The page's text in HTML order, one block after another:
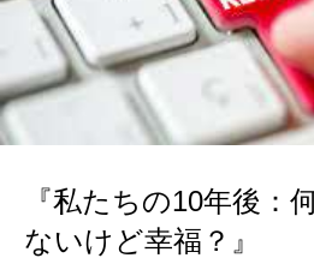
『私たちの10年後：
ないけど幸福？』